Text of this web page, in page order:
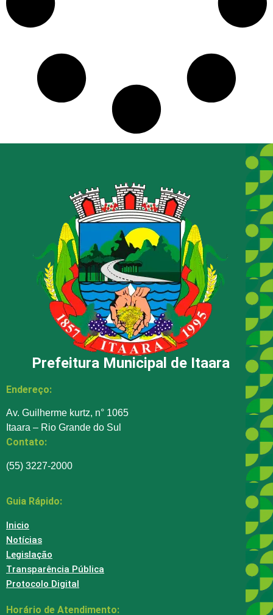
Prefeitura Municipal de Itaara
Endereço:
Av. Guilherme kurtz, n° 1065
Itaara – Rio Grande do Sul
Contato:
(55) 3227-2000
Guia Rápido:
Inicio
Notícias
Legislação
Transparência Pública
Protocolo Digital
Horário de Atendimento: